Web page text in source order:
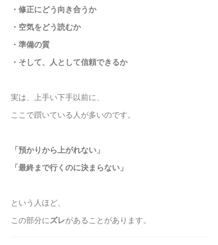
・修正にどう向き合うか
・空気をどう読むか
・準備の質
・そして、人として信頼できるか
実は、上手い下手以前に、
ここで躓いている人が多いのです。
「預かりから上がれない」
「最終まで行くのに決まらない」
という人ほど、
この部分にズレがあることがあります。